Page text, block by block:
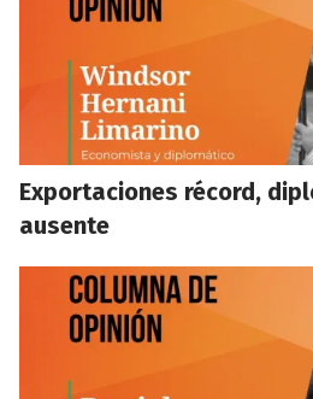
Exportaciones récord,
ausente